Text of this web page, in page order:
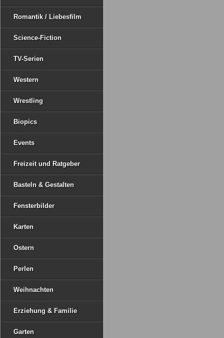
Romantik / Liebesfilm
Science-Fiction
TV-Serien
Western
Wrestling
Biopics
Events
Freizeit und Ratgeber
Basteln & Gestalten
Fensterbilder
Karten
Ostern
Perlen
Weihnachten
Erziehung & Familie
Garten